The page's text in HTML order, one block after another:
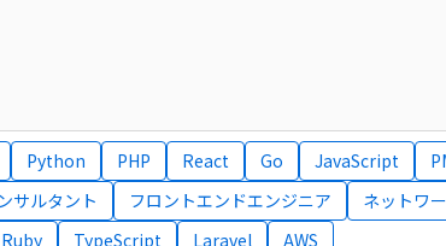
Python PHP React Go JavaScript
サルタント
フロントエンドエンジニア ネットワ
Ruby
TypeScript Laravel AWS